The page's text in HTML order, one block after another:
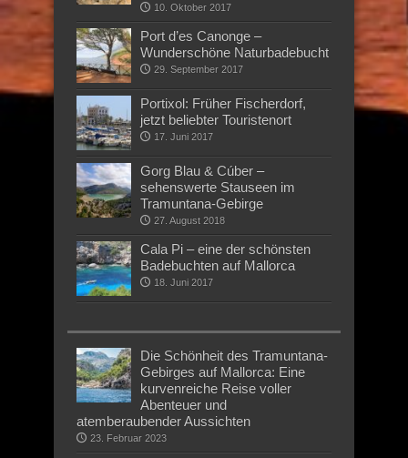
10. Oktober 2017
Port d’es Canonge –
Wunderschöne Naturbadebucht
29. September 2017
Portixol: Früher Fischerdorf,
jetzt beliebter Touristenort
17. Juni 2017
Gorg Blau & Cúber –
sehenswerte Stauseen im
Tramuntana-Gebirge
27. August 2018
Cala Pi – eine der schönsten
Badebuchten auf Mallorca
18. Juni 2017
Die Schönheit des Tramuntana-
Gebirges auf Mallorca: Eine
kurvenreiche Reise voller
Abenteuer und
atemberaubender Aussichten
23. Februar 2023